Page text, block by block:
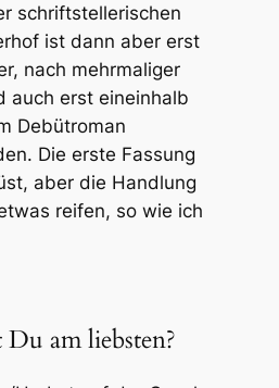
schriftstellerischen
ist dann aber erst
nach mehrmaliger
auch erst eineinhalb
Debütroman
Die erste Fassung
aber die Handlung
reifen, so wie ich
am liebsten?